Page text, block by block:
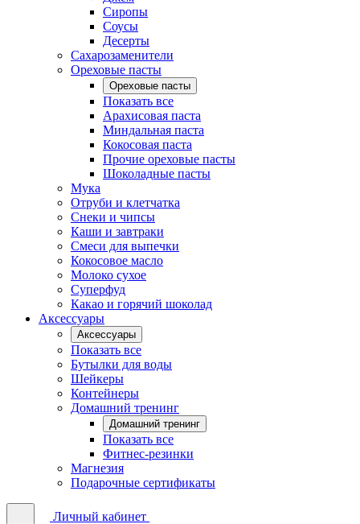
Сиропы
Соусы
Десерты
Сахарозаменители
Ореховые пасты
Ореховые пасты
Показать все
Арахисовая паста
Миндальная паста
Кокосовая паста
Прочие ореховые пасты
Шоколадные пасты
Мука
Отруби и клетчатка
Снеки и чипсы
Каши и завтраки
Смеси для выпечки
Кокосовое масло
Молоко сухое
Суперфуд
Какао и горячий шоколад
Аксессуары
Аксессуары
Показать все
Бутылки для воды
Шейкеры
Контейнеры
Домашний тренинг
Домашний тренинг
Показать все
Фитнес-резинки
Магнезия
Подарочные сертификаты
Личный кабинет